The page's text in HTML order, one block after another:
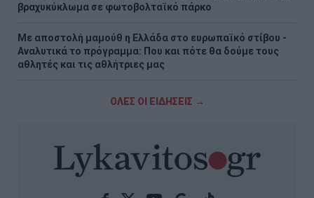
βραχυκύκλωμα σε φωτοβολταϊκό πάρκο
Με αποστολή μαμούθ η Ελλάδα στο ευρωπαϊκό στίβου -
Αναλυτικά το πρόγραμμα: Που και πότε θα δούμε τους
αθλητές και τις αθλήτριες μας
ΟΛΕΣ ΟΙ ΕΙΔΗΣΕΙΣ →